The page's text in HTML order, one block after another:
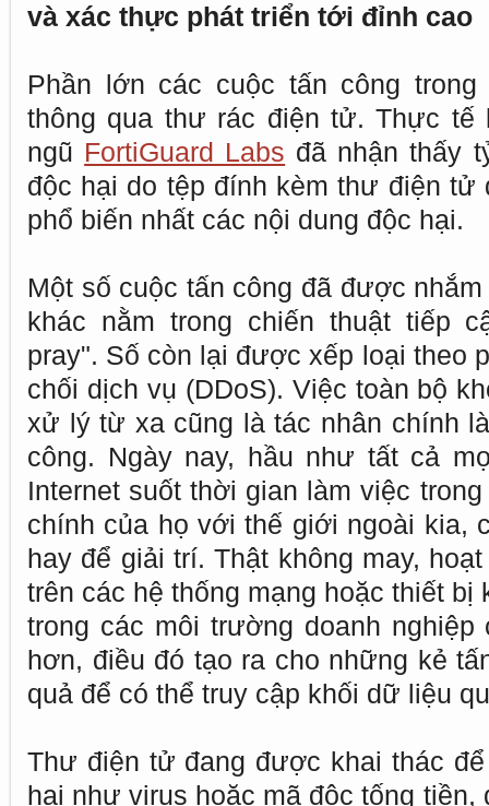
và xác thực phát triển tới đỉnh cao
Phần lớn các cuộc tấn công
thông qua thư rác điện tử. Thực tế
ngũ FortiGuard Labs đã nhận thấy
độc hại do tệp đính kèm thư điện
phổ biến nhất các nội dung độc hại.
Một số cuộc tấn công đã được
khác nằm trong chiến thuật tiếp
pray". Số còn lại được xếp loại theo
chối dịch vụ (DDoS). Việc toàn bộ
xử lý từ xa cũng là tác nhân chính
công. Ngày nay, hầu như tất cả
Internet suốt thời gian làm việc
chính của họ với thế giới ngoài kia,
hay để giải trí. Thật không may,
trên các hệ thống mạng hoặc thiết bị
trong các môi trường doanh
hơn, điều đó tạo ra cho những kẻ
quả để có thể truy cập khối dữ liệu
Thư điện tử đang được khai thác
hại như virus hoặc mã độc tống